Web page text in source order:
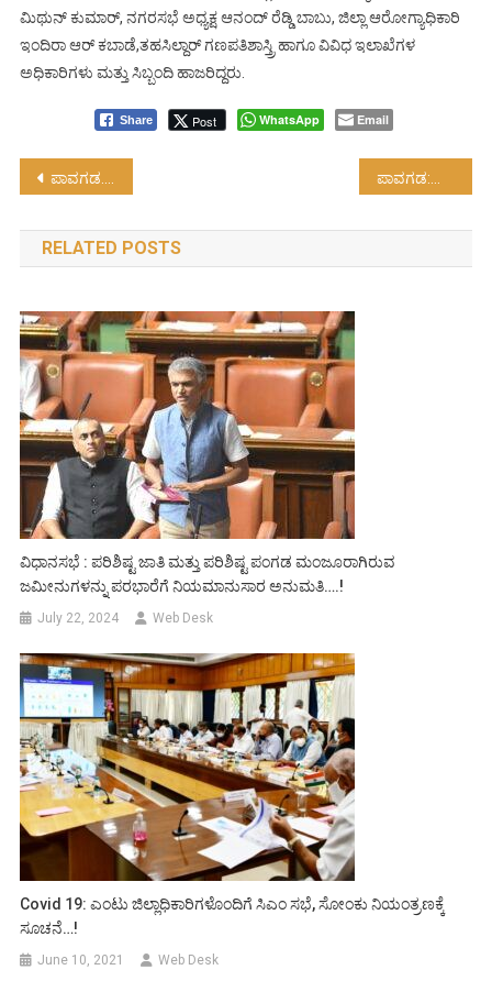
ಮಿಥುನ್ ಕುಮಾರ್, ನಗರಸಭೆ ಅಧ್ಯಕ್ಷ ಆನಂದ್ ರೆಡ್ಡಿ ಬಾಬು, ಜಿಲ್ಲಾ ಆರೋಗ್ಯಾಧಿಕಾರಿ
ಇಂದಿರಾ ಆರ್ ಕಬಾಡೆ,ತಹಸಿಲ್ದಾರ್ ಗಣಪತಿಶಾಸ್ತ್ರಿ ಹಾಗೂ ವಿವಿಧ ಇಲಾಖೆಗಳ
ಅಧಿಕಾರಿಗಳು ಮತ್ತು ಸಿಬ್ಬಂದಿ ಹಾಜರಿದ್ದರು.
Share Post WhatsApp Email
Post
navigation
ಪಾವಗಡ..ಹಾಸ್ಟೆಲ್ ಗಳ ಪರಿಶೀಲನೆ
RELATED POSTS
ವಿಧಾನಸಭೆ : ಪರಿಶಿಷ್ಟ ಜಾತಿ ಮತ್ತು ಪರಿಶಿಷ್ಟ ಪಂಗಡ ಮಂಜೂರಾಗಿರುವ
ಜಮೀನುಗಳನ್ನು ಪರಭಾರೆಗೆ ನಿಯಮಾನುಸಾರ ಅನುಮತಿ….!
July 22, 2024 Web Desk
Covid 19: ಎಂಟು ಜಿಲ್ಲಾಧಿಕಾರಿಗಳೊಂದಿಗೆ ಸಿಎಂ ಸಭೆ, ಸೋಂಕು ನಿಯಂತ್ರಣಕ್ಕೆ
ಸೂಚನೆ…!
June 10, 2021 Web Desk